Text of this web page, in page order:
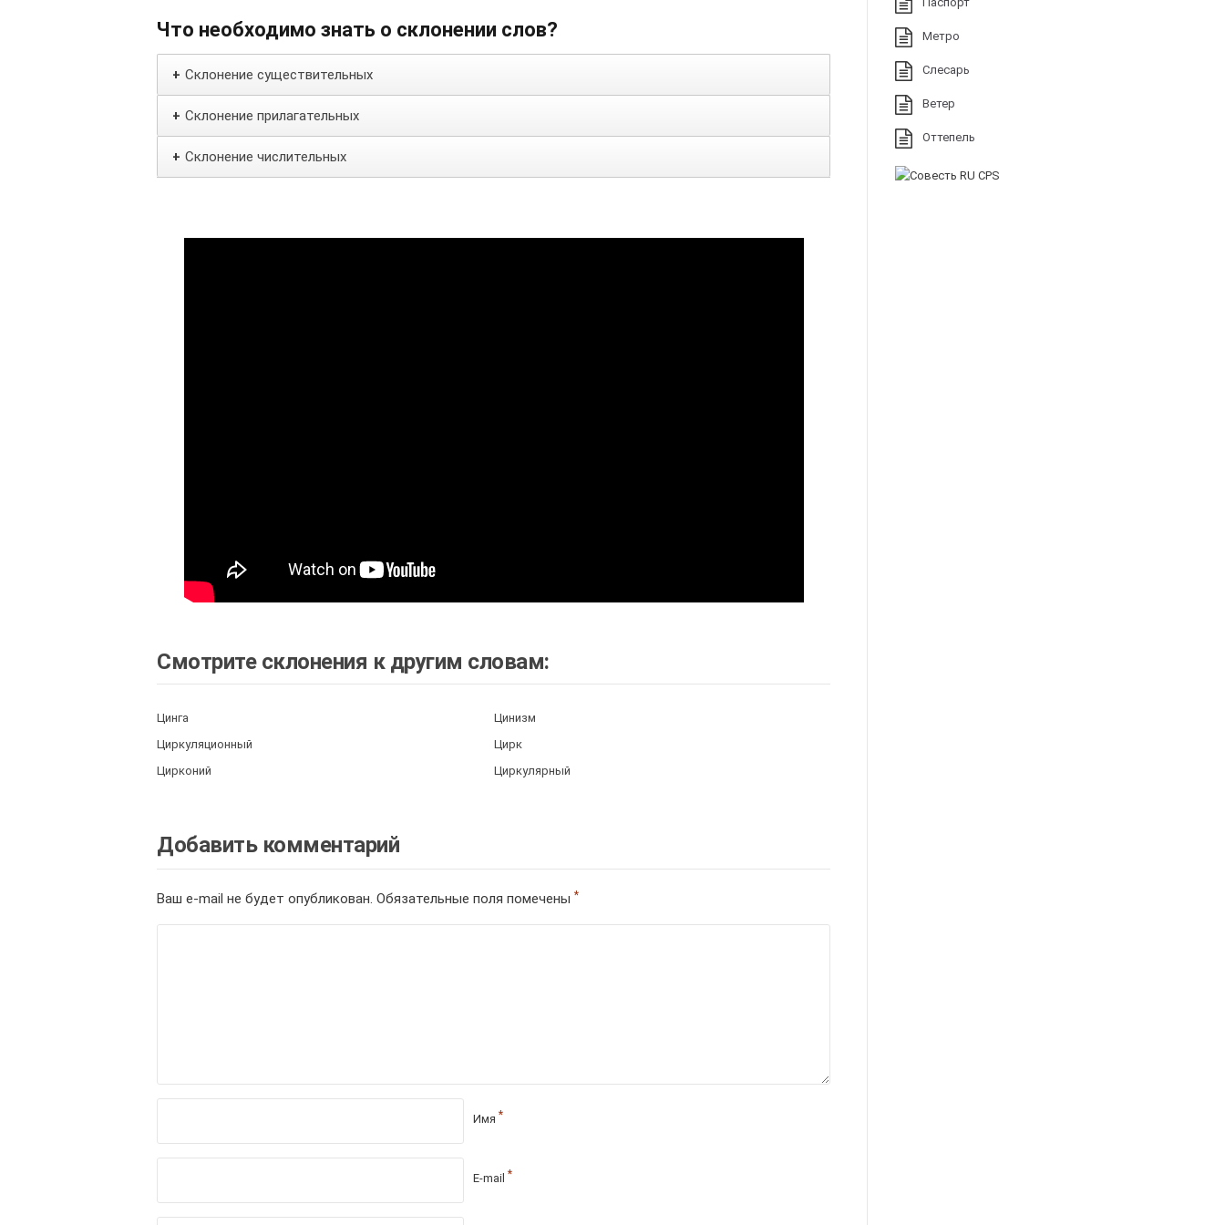
Что необходимо знать о склонении слов?
+ Склонение существительных
+ Склонение прилагательных
+ Склонение числительных
Смотрите склонения к другим словам:
Цинга
Цинизм
Циркуляционный
Цирк
Цирконий
Циркулярный
Добавить комментарий
Ваш e-mail не будет опубликован. Обязательные поля помечены *
Имя *
E-mail *
Метро
Слесарь
Ветер
Оттепель